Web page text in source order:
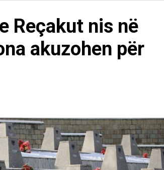
BOTA NE FOKUS
EMISION DEBATIV
INTERVISTA EMISION
KONAKU
KU E KISHIM FJALEN
Reçakut nis në
akuzohen për